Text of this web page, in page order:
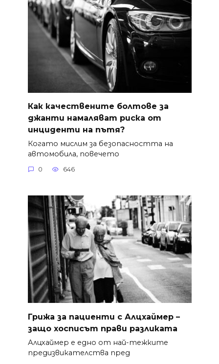
Как качествените болтове за
джанти намаляват риска от
инциденти на пътя?
Когато мислим за безопасността на
автомобила, повечето
0 646
Грижа за пациенти с Алцхаймер –
защо хосписът прави разликата
Алцхаймер е едно от най-тежките
предизвикателства пред